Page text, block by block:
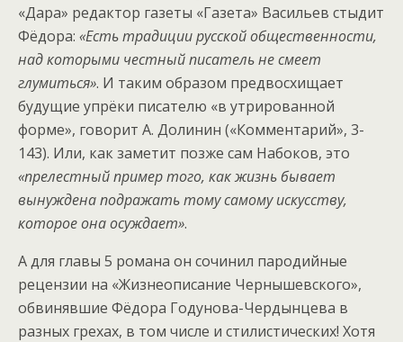
«Дара» редактор газеты «Газета» Васильев стыдит
Фёдора: «Есть традиции русской общественности,
над которыми честный писатель не смеет
глумиться». И таким образом предвосхищает
будущие упрёки писателю «в утрированной
форме», говорит А. Долинин («Комментарий», 3-
143). Или, как заметит позже сам Набоков, это
«прелестный пример того, как жизнь бывает
вынуждена подражать тому самому искусству,
которое она осуждает».
А для главы 5 романа он сочинил пародийные
рецензии на «Жизнеописание Чернышевского»,
обвинявшие Фёдора Годунова-Чердынцева в
разных грехах, в том числе и стилистических! Хотя